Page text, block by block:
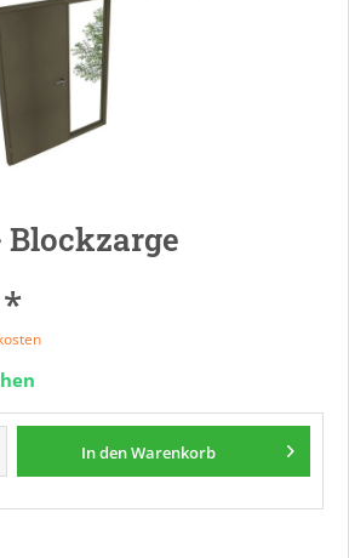
In denWarenkorb